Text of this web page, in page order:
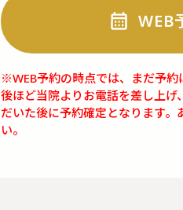
WEB
※WEB予約の時点では、まだ予約
後ほど当院よりお電話を差し上げ
だいた後に予約確定となります。
い。